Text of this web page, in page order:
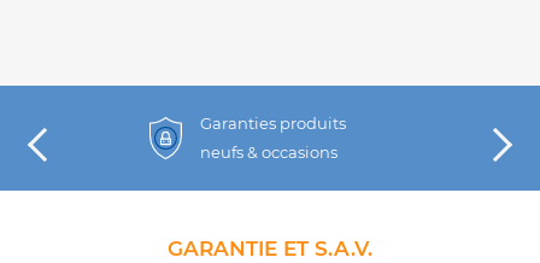
Garanties produits
neufs & occasions
GARANTIE ET S.A.V.